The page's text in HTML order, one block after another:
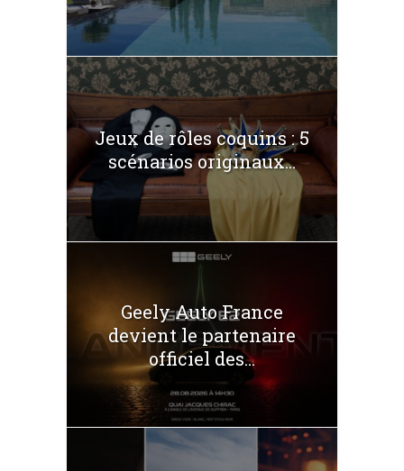
Jeux de rôles coquins : 5
scénarios originaux...
Geely Auto France
devient le partenaire
officiel des...